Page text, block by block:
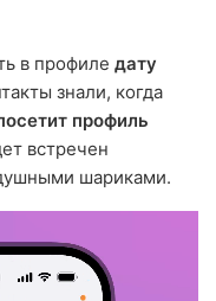
в профиле дату
знали, когда
профиль
встречен
шариками.